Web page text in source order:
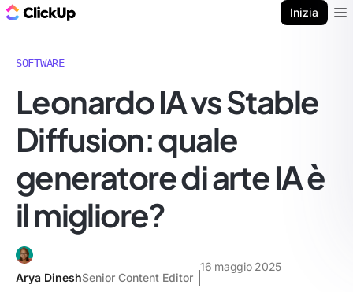
Inizia
SOFTWARE
Leonardo IA vs Stable
Diffusion: quale
generatore di arte IA è
il migliore?
Arya DineshSenior Content Editor
16 maggio 2025